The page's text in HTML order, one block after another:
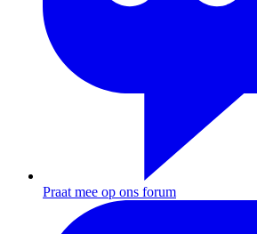
Praat mee op ons forum